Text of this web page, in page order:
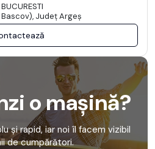
Județ Argeş
o mașină?
și rapid, iar noi îl facem vizibil
de cumpărători.